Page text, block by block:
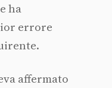
ha
errore
affermato